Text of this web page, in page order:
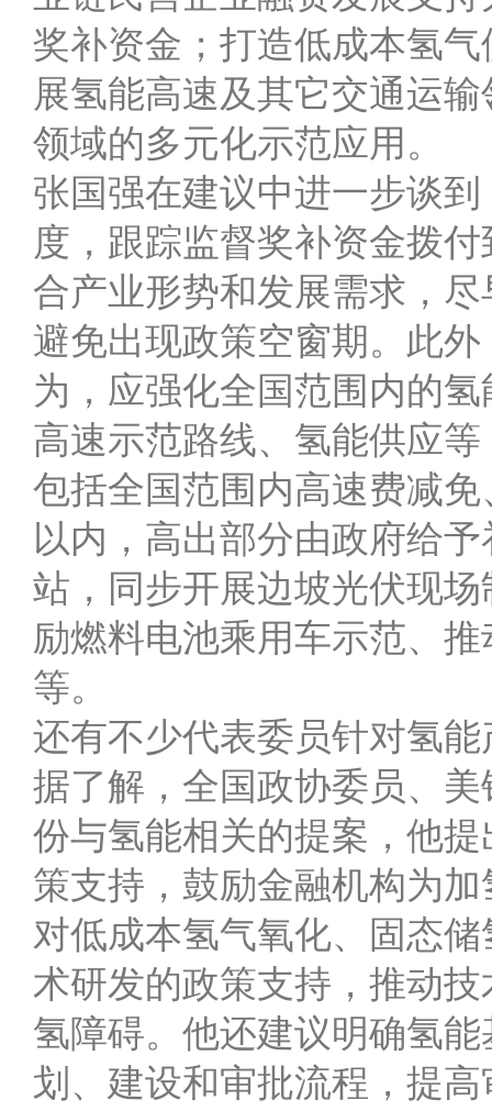
奖补资金；打造低成本氢
展氢能高速及其它交通运
领域的多元化示范应用。
张国强在建议中进一步谈
度，跟踪监督奖补资金拨
合产业形势和发展需求，
避免出现政策空窗期。此
为，应强化全国范围内的
高速示范路线、氢能供应
包括全国范围内高速费减
以内，高出部分由政府给
站，同步开展边坡光伏现
励燃料电池乘用车示范、
等。
还有不少代表委员针对氢
据了解，全国政协委员、
份与氢能相关的提案，他
策支持，鼓励金融机构为
对低成本氢气氧化、固态
术研发的政策支持，推动
氢障碍。他还建议明确氢
划、建设和审批流程，提